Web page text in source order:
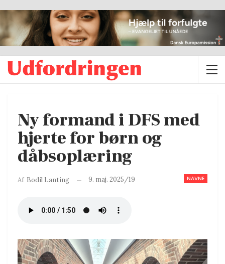
Ny formand i DFS med
hjerte for børn og
dåbsoplæring
NAVNE
Af Bodil Lanting 9. maj. 2025/19